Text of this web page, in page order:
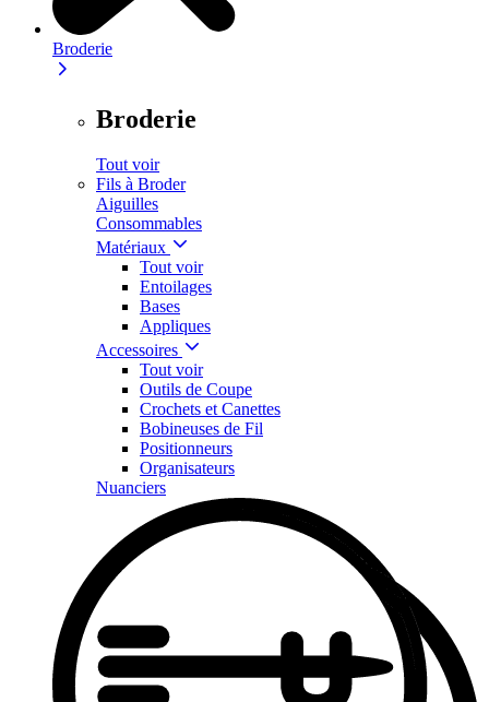
Broderie
Broderie
Tout voir
Fils à Broder
Aiguilles
Consommables
Matériaux
Tout voir
Entoilages
Bases
Appliques
Accessoires
Tout voir
Outils de Coupe
Crochets et Canettes
Bobineuses de Fil
Positionneurs
Organisateurs
Nuanciers